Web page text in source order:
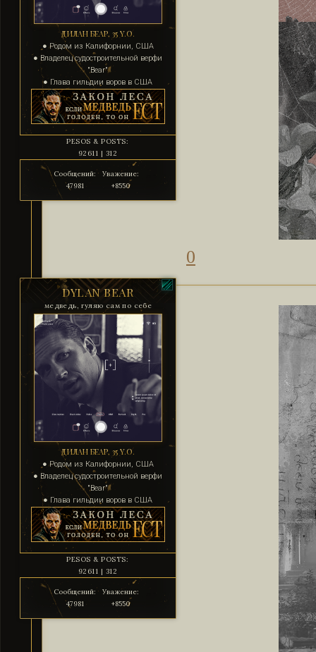
ДИЛАН БЕАР, 35 Y.O.
● Родом из Калифорнии, США
● Владелец судостроительной верфи
"Bear"
● Глава гильдии воров в США
PESOS & POSTS:
92611 | 312
Сообщений:
47981
Уважение:
+8550
0
DYLAN BEAR
медведь, гуляю сам по себе
ДИЛАН БЕАР, 35 Y.O.
● Родом из Калифорнии, США
● Владелец судостроительной верфи
"Bear"
● Глава гильдии воров в США
PESOS & POSTS:
92611 | 312
Сообщений:
47981
Уважение:
+8550